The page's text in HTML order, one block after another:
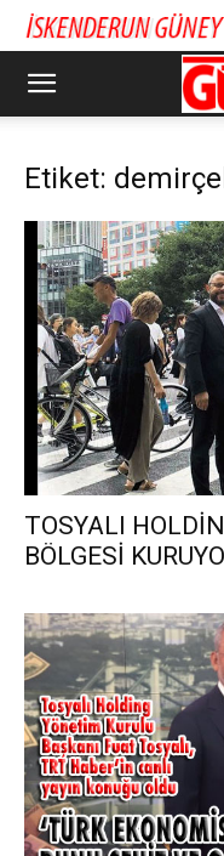
Etiket:
TOSYALI
BÖLGESİ